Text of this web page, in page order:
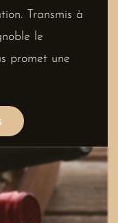
Transmis à
le
promet une